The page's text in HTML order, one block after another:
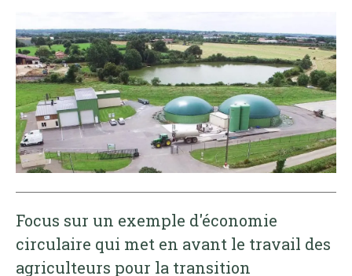
Focus sur un exemple d'économie
circulaire qui met en avant le travail des
agriculteurs pour la transition